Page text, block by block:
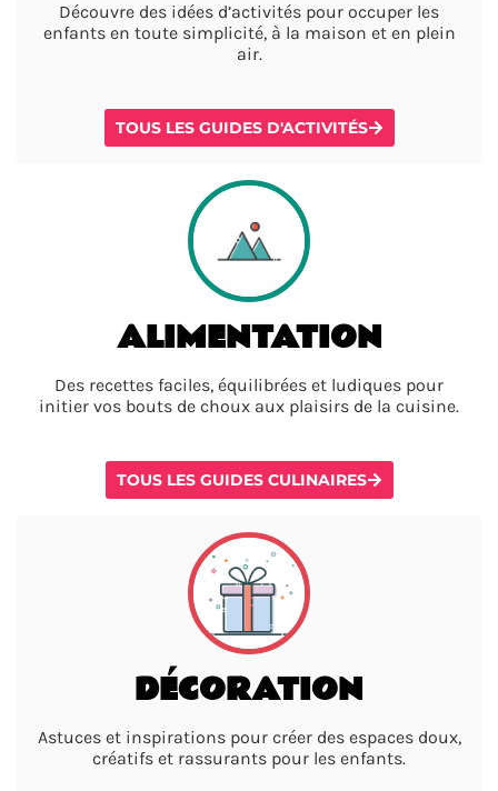
Découvre des idées d’activités pour occuper les
enfants en toute simplicité, à la maison et en plein
air.
TOUS LES GUIDES D'ACTIVITÉS
ALIMENTATION
Des recettes faciles, équilibrées et ludiques pour
initier vos bouts de choux aux plaisirs de la cuisine.
TOUS LES GUIDES CULINAIRES
DÉCORATION
Astuces et inspirations pour créer des espaces doux,
créatifs et rassurants pour les enfants.